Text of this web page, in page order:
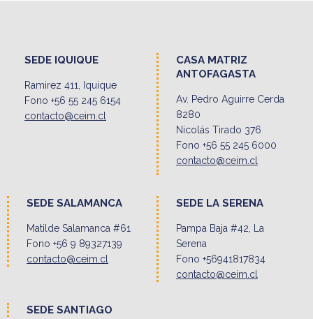
SEDE IQUIQUE
Ramirez 411, Iquique
Fono +56 55 245 6154
contacto@ceim.cl
CASA MATRIZ
ANTOFAGASTA
Av. Pedro Aguirre Cerda
8280
Nicolás Tirado 376
Fono +56 55 245 6000
contacto@ceim.cl
SEDE SALAMANCA
Matilde Salamanca #61
Fono +56 9 89327139
contacto@ceim.cl
SEDE LA SERENA
Pampa Baja #42, La
Serena
Fono +56941817834
contacto@ceim.cl
SEDE SANTIAGO